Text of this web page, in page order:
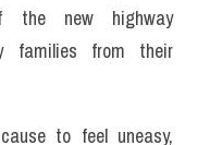
the new highway
families from their
to feel uneasy,